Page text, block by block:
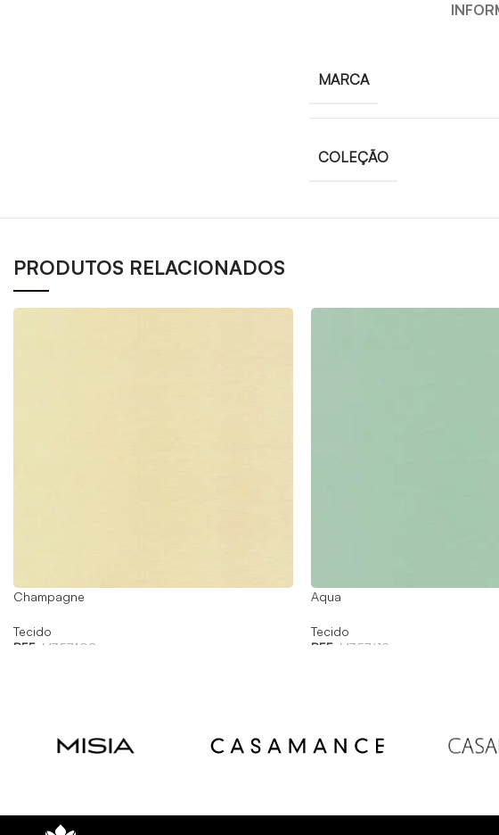
MARCA
COLEÇÃO
PRODUTOS RELACIONADOS
Champagne
Tecido
REF: M357408
Aqua
Tecido
REF: M357619
Read
Read
Read